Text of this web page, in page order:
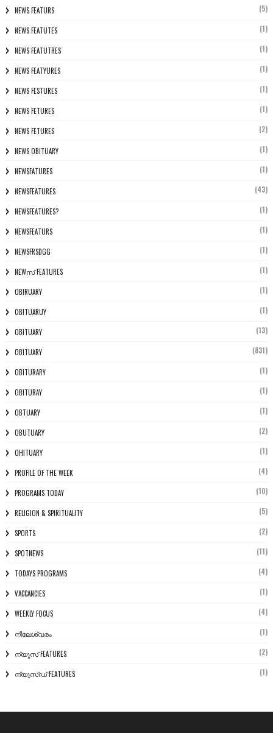
NEWS FEATURS (5)
NEWS FEATUTES (1)
NEWS FEATUTRES (1)
NEWS FEATYURES (1)
NEWS FESTURES (1)
NEWS FETURES (1)
NEWS FETURES (2)
NEWS OBITUARY (1)
NEWSFATURES (1)
NEWSFEATURES (43)
NEWSFEATURES? (1)
NEWSFEATURS (1)
NEWSFRSDGG (1)
NEWസ് FEATURES (1)
OBIRUARY (1)
OBITUARUY (1)
OBITUARY (13)
OBITUARY (831)
OBITURARY (1)
OBITURAY (1)
OBTUARY (1)
OBUTUARY (2)
OHITUARY (1)
PROFILE OF THE WEEK (4)
PROGRAMS TODAY (10)
RELIGION & SPIRITUALITY (5)
SPORTS (2)
SPOTNEWS (11)
TODAYS PROGRAMS (4)
VACCANCIES (1)
WEEKLY FOCUS (4)
നീലേശ്വരം (1)
ന്യൂസ് FEATURES (2)
ന്യൂസ്ഡ് FEATURES (1)